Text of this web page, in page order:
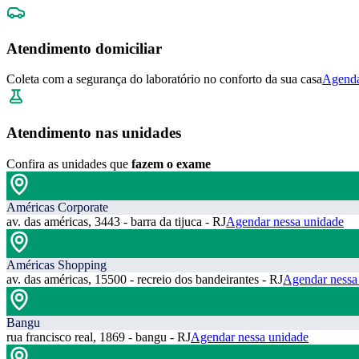
Atendimento domiciliar
Coleta com a segurança do laboratório no conforto da sua casa
Atendimento nas unidades
Confira as unidades que fazem o exame
Américas Corporate
av. das américas, 3443 - barra da tijuca - RJAgendar nessa unidade
Américas Shopping
av. das américas, 15500 - recreio dos bandeirantes - RJAgendar
Bangu
rua francisco real, 1869 - bangu - RJAgendar nessa unidade